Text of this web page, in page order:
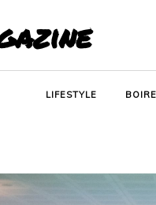
LIFESTYLE